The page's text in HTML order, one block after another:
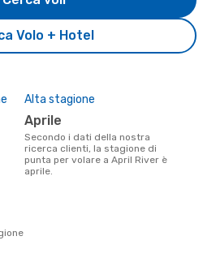
Volo + Hotel
Alta stagione
aprile
Secondo i dati della nostra
ricerca clienti, la stagione di
punta per volare a April River è
aprile.